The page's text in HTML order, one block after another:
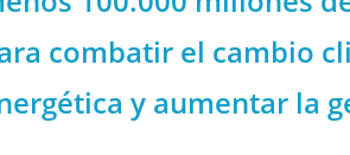
combatir el cambio
y aumentar la